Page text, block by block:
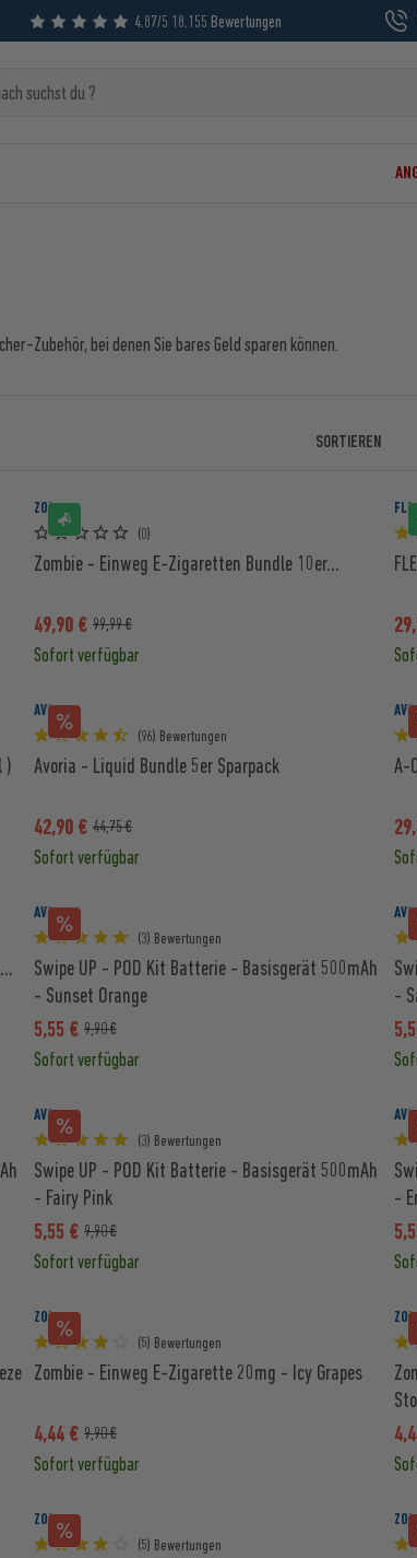
4.87/5 18.155 Bewertungen
Zubehör, bei denen Sie bares Geld sparen können.
ZOMBIE
(0)
Zombie - Einweg E-Zigaretten Bundle 10er...
49,90 € 99,99 €
Sofort verfügbar
)
AVORIA
(96) Bewertungen
Avoria - Liquid Bundle 5er Sparpack
42,90 € 44,75 €
Sofort verfügbar
A-
AVORIA
(3) Bewertungen
Swipe UP - POD Kit Batterie - Basisgerät 500mAh
- Sunset Orange
5,55 € 9,90 €
Sofort verfügbar
-
AVORIA
(3) Bewertungen
Swipe UP - POD Kit Batterie - Basisgerät 500mAh
- Fairy Pink
5,55 € 9,90 €
Sofort verfügbar
-
ZOMBIE
(5) Bewertungen
Zombie - Einweg E-Zigarette 20mg - Icy Grapes
4,44 € 9,90 €
Sofort verfügbar
ZOMBIE
(5) Bewertungen